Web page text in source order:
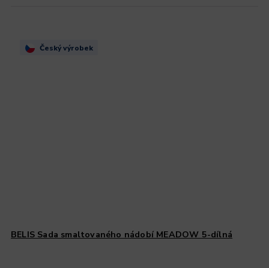
Český výrobek
BELIS Sada smaltovaného nádobí MEADOW 5-dílná